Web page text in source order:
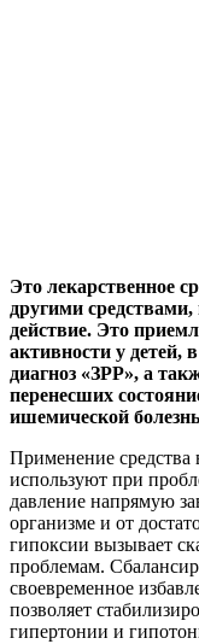
Это лекарственное
другими
действие. Это
активности у детей,
диагноз «ЗРР», а
перенесших
ишемической
Применение средства
используют при
давление напрямую
организме и от
гипоксии вызывает
проблемам.
своевременное
позволяет
гипертонии и